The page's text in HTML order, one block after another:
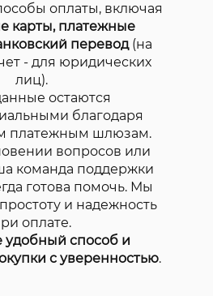
оплаты, включая
карты, платежные
перевод(на
- для юридических
лиц).
остаются
благодаря
платежным шлюзам.
вопросов или
команда поддержки
готова помочь. Мы
и надежность
оплате.
удобный способ и
с уверенностью.